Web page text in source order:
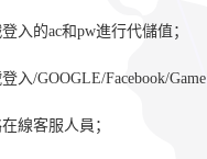
入的ac和pw進行代儲值；
入/GOOGLE/Facebook/Game
線客服人員；